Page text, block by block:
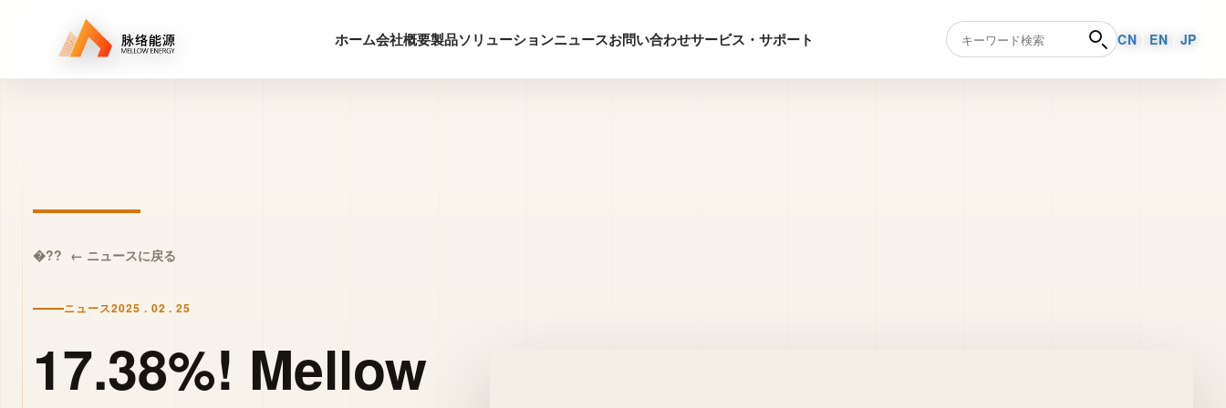
ホーム会社概要製品ソリューションニュースお問い合わせサービス・サポート CN EN JP
← ニュースに戻る
ニュース2025 . 02 . 25
17.38%! Mellow